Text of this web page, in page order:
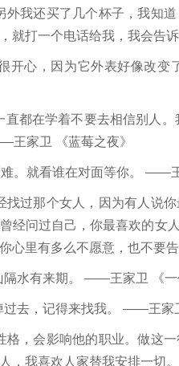
还买了几个杯子，我知道
就打一个电话给我，我会
心，因为它外表好像改变
在学着不要去相信别人。
王家卫 《蓝莓之夜》
就看谁在对面等你。 ——
那个女人，因为有人说你
经问过自己，你最喜欢的女
心里有多么不愿意，也不
水有来期。 ——王家卫 《一
去，记得来找我。 ——王家
会影响他的职业。做这一
，我喜欢人家替我安排一